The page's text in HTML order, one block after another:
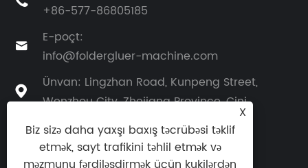
+86-577-86805185

E-poçt:
info@foldergluer-machine.com

Ünvan: Lingzhan Road, Kunpeng Street,
Wenzhou City, Zhejiang Province, Çini
X
Biz sizə daha yaxşı baxış təcrübəsi təklif
etmək, sayt trafikini təhlil etmək və